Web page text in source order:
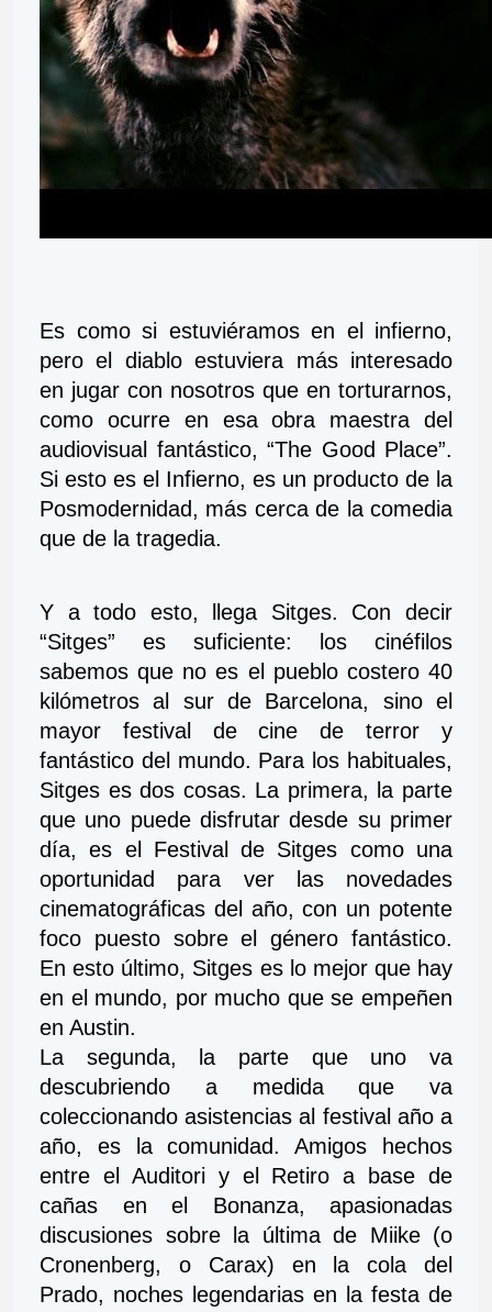
Es como si estuviéramos en el infierno,
pero el diablo estuviera más interesado
en jugar con nosotros que en torturarnos,
como ocurre en esa obra maestra del
audiovisual fantástico, “The Good Place”.
Si esto es el Infierno, es un producto de la
Posmodernidad, más cerca de la comedia
que de la tragedia.
Y a todo esto, llega Sitges. Con decir
“Sitges” es suficiente: los cinéfilos
sabemos que no es el pueblo costero 40
kilómetros al sur de Barcelona, sino el
mayor festival de cine de terror y
fantástico del mundo. Para los habituales,
Sitges es dos cosas. La primera, la parte
que uno puede disfrutar desde su primer
día, es el Festival de Sitges como una
oportunidad para ver las novedades
cinematográficas del año, con un potente
foco puesto sobre el género fantástico.
En esto último, Sitges es lo mejor que hay
en el mundo, por mucho que se empeñen
en Austin.
La segunda, la parte que uno va
descubriendo a medida que va
coleccionando asistencias al festival año a
año, es la comunidad. Amigos hechos
entre el Auditori y el Retiro a base de
cañas en el Bonanza, apasionadas
discusiones sobre la última de Miike (o
Cronenberg, o Carax) en la cola del
Prado, noches legendarias en la festa de